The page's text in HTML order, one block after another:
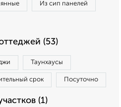
Из сип панелей
(53)
Таунхаусы
срок Посуточно
(1)